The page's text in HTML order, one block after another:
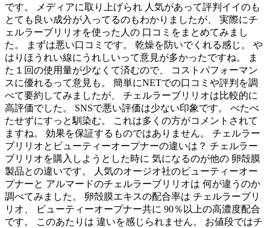
です。 メディアに取り上げられ 人気があって評判イイのも
とても良い成分が入ってるのもわかりましたが、 実際にチ
ェルラーブリリオを使った人の 口コミをまとめてみまし
た。 まずは悪い口コミです。 乾燥を防いでくれる感じ。 や
はりほうれい線にうれしいって意見が多かったですね。 ま
た１回の使用量が少なくて済むので、 コストパフォーマン
スに優れるって意見も。 簡単にNETでの口コミや評判を調
べて要約してみましたが、 チェルラーブリリオは比較的に
高評価でした。 SNSで悪い評価は少ない印象です。 べたべ
たせずにすっと馴染む。 これは多くの方がコメントされて
ますね。 効果を保証するものではありません。 チェルラー
ブリリオとビューティーオープナーの違いは？ チェルラー
ブリリオを購入しようとした時に 気になるのが他の 卵殻膜
製品との違いです。 人気のオージオ社のビューティーオー
プナーと アルマードのチェルラーブリリオは 何が違うのか
調べてみました。 卵殻膜エキスの配合率は チェルラーブリ
リオ、 ビューティーオープナー共に 90％以上の高濃度配合
です。 このあたりは 違いを感じられません。 お値段ではチ